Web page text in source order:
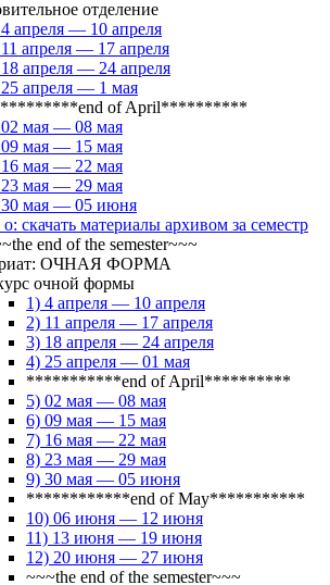
отделение
апреля — 10 апреля
апреля — 17 апреля
апреля — 24 апреля
апреля — 1 мая
of April**********
мая — 08 мая
мая — 15 мая
мая — 22 мая
мая — 29 мая
мая — 05 июня
скачать материалы архивом за семестр
end of the semester~~~
ОЧНАЯ ФОРМА
очной формы
1) 4 апреля — 10 апреля
2) 11 апреля — 17 апреля
3) 18 апреля — 24 апреля
4) 25 апреля — 01 мая
***********end of April**********
5) 02 мая — 08 мая
6) 09 мая — 15 мая
7) 16 мая — 22 мая
8) 23 мая — 29 мая
9) 30 мая — 05 июня
************end of May***********
10) 06 июня — 12 июня
11) 13 июня — 19 июня
12) 20 июня — 27 июня
~~~the end of the semester~~~